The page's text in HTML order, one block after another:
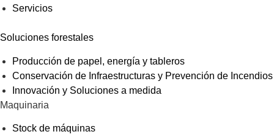
Servicios
Soluciones forestales
Producción de papel, energía y tableros
Conservación de Infraestructuras y Prevención de Incendios
Innovación y Soluciones a medida
Maquinaria
Stock de máquinas